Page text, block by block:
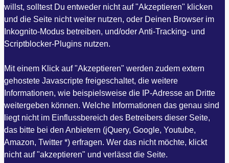
willst, solltest Du entweder nicht auf "Akzeptieren" klicken
und die Seite nicht weiter nutzen, oder Deinen Browser im
Inkognito-Modus betreiben, und/oder Anti-Tracking- und
Scriptblocker-Plugins nutzen.
Mit einem Klick auf "Akzeptieren" werden zudem extern
gehostete Javascripte freigeschaltet, die weitere
Informationen, wie beispielsweise die IP-Adresse an Dritte
weitergeben können. Welche Informationen das genau sind
liegt nicht im Einflussbereich des Betreibers dieser Seite,
das bitte bei den Anbietern (jQuery, Google, Youtube,
Amazon, Twitter *) erfragen. Wer das nicht möchte, klickt
nicht auf "akzeptieren" und verlässt die Seite.